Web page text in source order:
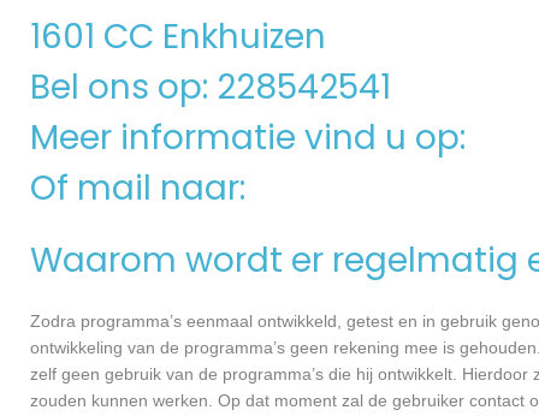
1601 CC Enkhuizen
Bel ons op: 228542541
Meer informatie vind u op:
Of mail naar:
Waarom wordt er regelmatig
Zodra programma’s eenmaal ontwikkeld, getest en in gebruik
ontwikkeling van de programma’s geen rekening mee is
zelf geen gebruik van de programma’s die hij ontwikkelt.
zouden kunnen werken. Op dat moment zal de gebruiker contact